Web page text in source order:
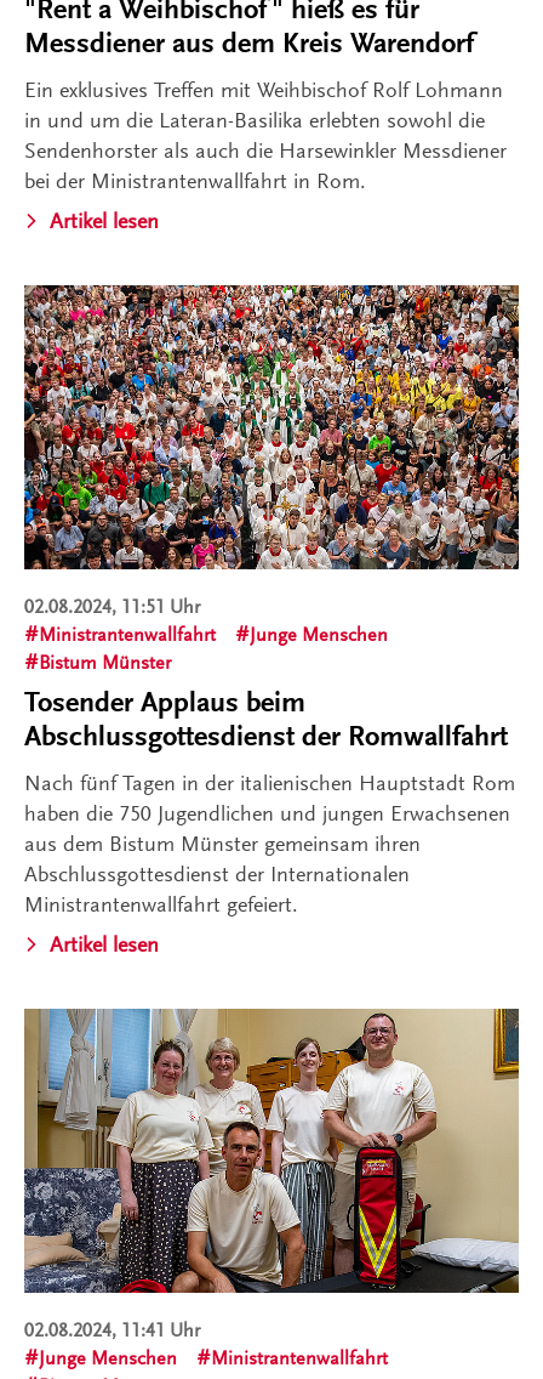
"Rent a Weihbischof" hieß es für
Messdiener aus dem Kreis Warendorf
Ein exklusives Treffen mit Weihbischof Rolf Lohmann
in und um die Lateran-Basilika erlebten sowohl die
Sendenhorster als auch die Harsewinkler Messdiener
bei der Ministrantenwallfahrt in Rom.
Artikel lesen
02.08.2024, 11:51 Uhr
Ministrantenwallfahrt
Junge Menschen
Bistum Münster
Tosender Applaus beim
Abschlussgottesdienst der Romwallfahrt
Nach fünf Tagen in der italienischen Hauptstadt Rom
haben die 750 Jugendlichen und jungen Erwachsenen
aus dem Bistum Münster gemeinsam ihren
Abschlussgottesdienst der Internationalen
Ministrantenwallfahrt gefeiert.
Artikel lesen
02.08.2024, 11:41 Uhr
Junge Menschen
Ministrantenwallfahrt